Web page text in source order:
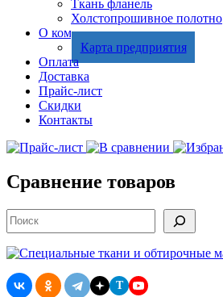
Ткань фланель
Холстопрошивное полотно
О компании
Карта предприятия
Оплата
Доставка
Прайс-лист
Скидки
Контакты
Сравнение товаров
Поиск
T